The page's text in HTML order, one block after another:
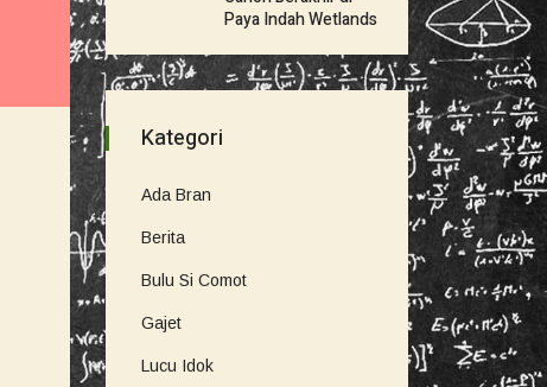
Paya Indah Wetlands
Kategori
Ada Bran
Berita
Bulu Si Comot
Gajet
Lucu Idok